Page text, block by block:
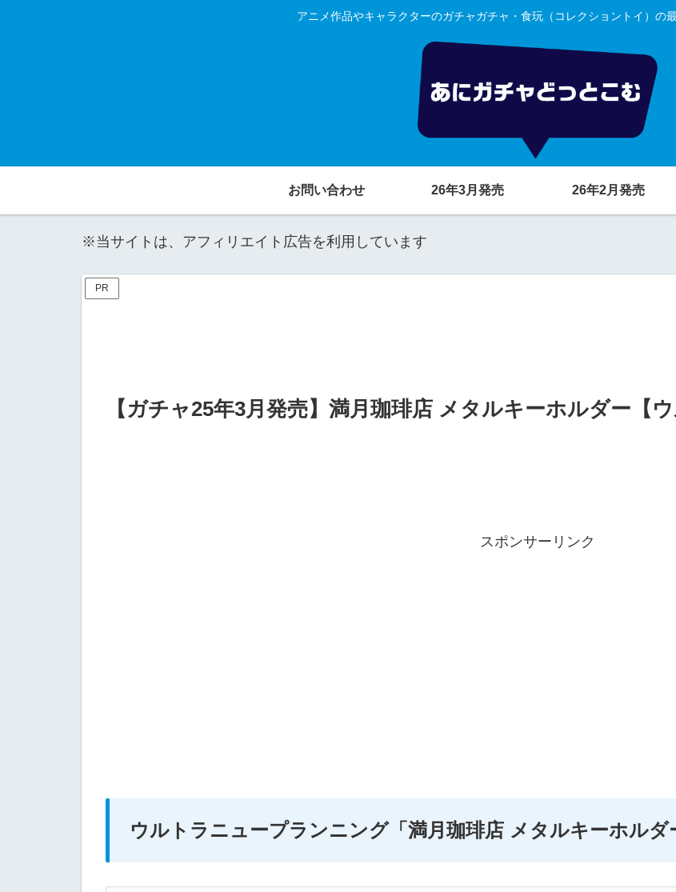
アニメ作品やキャラクターのガチャガチャ・食玩（コレクショントイ）の
お問い合わせ 26年3月発売 26年2月発売
※当サイトは、アフィリエイト広告を利用しています
PR
【ガチャ25年3月発売】満月珈琲店 メタルキーホルダー【
スポンサーリンク
ウルトラニュープランニング「満月珈琲店 メタルキーホルダ